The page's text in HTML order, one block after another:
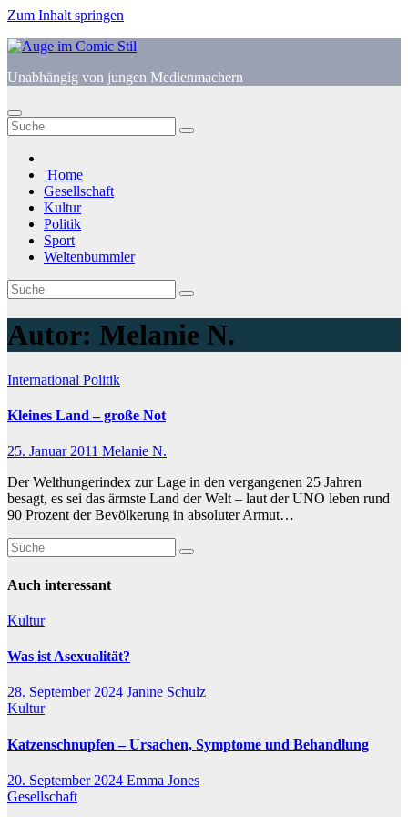
Zum Inhalt springen
Unabhängig von jungen Medienmachern
Home
Gesellschaft
Kultur
Politik
Sport
Weltenbummler
Autor: Melanie N.
International Politik
Kleines Land – große Not
25. Januar 2011 Melanie N.
Der Welthungerindex zur Lage in den vergangenen 25 Jahren
besagt, es sei das ärmste Land der Welt – laut der UNO leben rund
90 Prozent der Bevölkerung in absoluter Armut…
Auch interessant
Kultur
Was ist Asexualität?
28. September 2024 Janine Schulz
Kultur
Katzenschnupfen – Ursachen, Symptome und Behandlung
20. September 2024 Emma Jones
Gesellschaft